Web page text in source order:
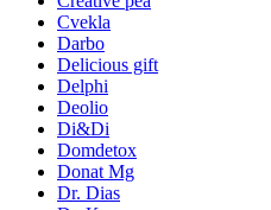
Cvekla
Darbo
Delicious gift
Delphi
Deolio
Di&Di
Domdetox
Donat Mg
Dr. Dias